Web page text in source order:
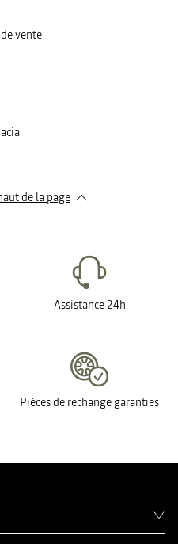
vente
de la page
Assistance 24h
Pièces de rechange garanties